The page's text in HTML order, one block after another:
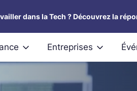
dans la Tech ? Découvrez la
Entreprises